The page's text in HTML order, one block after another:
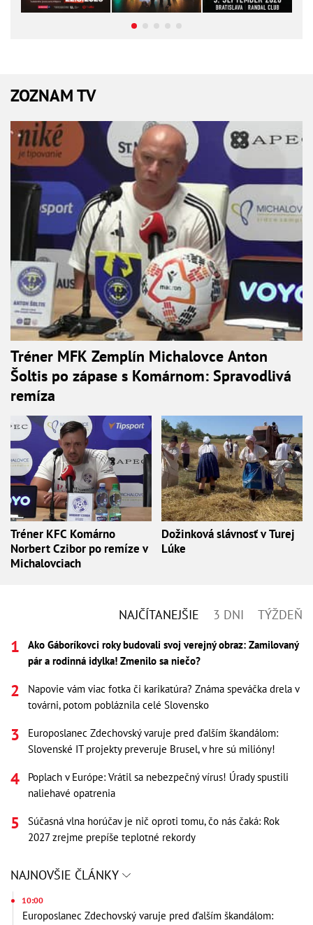
ZOZNAM TV
Tréner MFK Zemplín Michalovce Anton
Šoltis po zápase s Komárnom: Spravodlivá
remíza
Tréner KFC Komárno
Norbert Czibor po remíze v
Michalovciach
Dožinková slávnosť v Turej
Lúke
NAJČÍTANEJŠIE 3 DNI TÝŽDEŇ
Ako Gáboríkovci roky budovali svoj verejný obraz: Zamilovaný
pár a rodinná idylka! Zmenilo sa niečo?
Napovie vám viac fotka či karikatúra? Známa speváčka drela v
továrni, potom pobláznila celé Slovensko
Europoslanec Zdechovský varuje pred ďalším škandálom:
Slovenské IT projekty preveruje Brusel, v hre sú milióny!
Poplach v Európe: Vrátil sa nebezpečný vírus! Úrady spustili
naliehavé opatrenia
Súčasná vlna horúčav je nič oproti tomu, čo nás čaká: Rok
2027 zrejme prepíše teplotné rekordy
NAJNOVŠIE ČLÁNKY
10:00
Europoslanec Zdechovský varuje pred ďalším škandálom: